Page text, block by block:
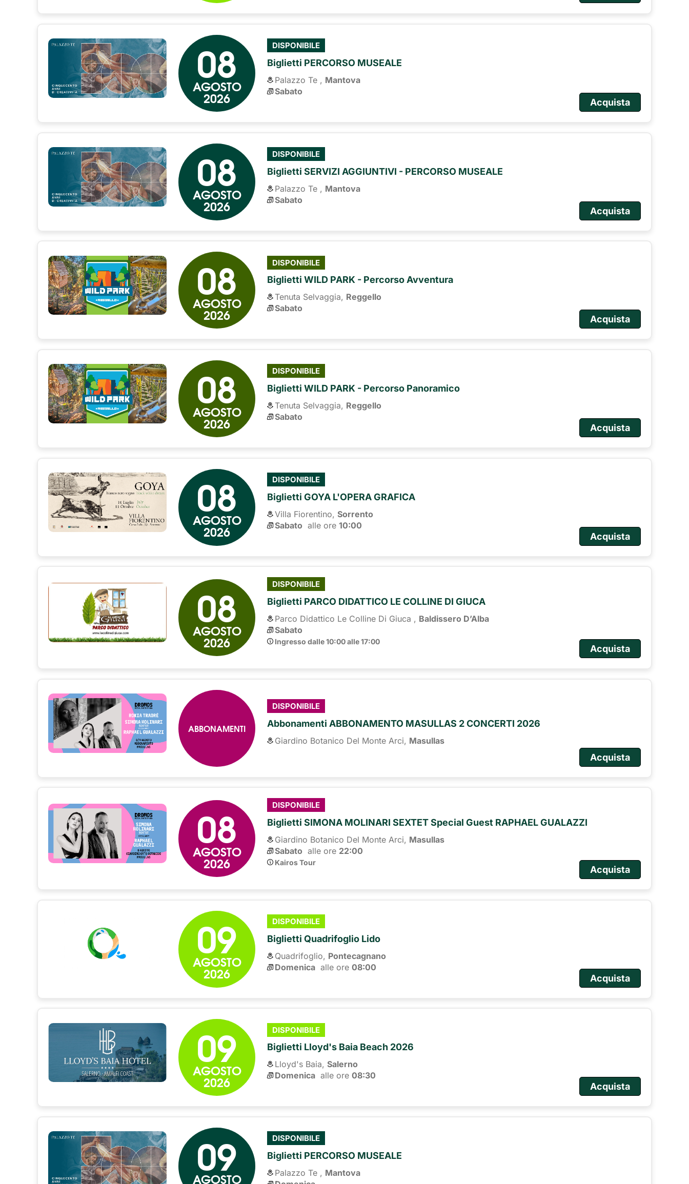
08
AGOSTO
2026
DISPONIBILE
Biglietti PERCORSO MUSEALE
Palazzo Te , Mantova
Sabato
Acquista
08
AGOSTO
2026
DISPONIBILE
Biglietti SERVIZI AGGIUNTIVI - PERCORSO MUSEALE
Palazzo Te , Mantova
Sabato
Acquista
08
AGOSTO
2026
DISPONIBILE
Biglietti WILD PARK - Percorso Avventura
Tenuta Selvaggia, Reggello
Sabato
Acquista
08
AGOSTO
2026
DISPONIBILE
Biglietti WILD PARK - Percorso Panoramico
Tenuta Selvaggia, Reggello
Sabato
Acquista
08
AGOSTO
2026
DISPONIBILE
Biglietti GOYA L'OPERA GRAFICA
Villa Fiorentino, Sorrento
Sabato alle ore 10:00
Acquista
08
AGOSTO
2026
DISPONIBILE
Biglietti PARCO DIDATTICO LE COLLINE DI GIUCA
Parco Didattico Le Colline Di Giuca , Baldissero D’Alba
Sabato
Ingresso dalle 10:00 alle 17:00
Acquista
ABBONAMENTI
DISPONIBILE
Abbonamenti ABBONAMENTO MASULLAS 2 CONCERTI 2026
Giardino Botanico Del Monte Arci, Masullas
Acquista
08
AGOSTO
2026
DISPONIBILE
Biglietti SIMONA MOLINARI SEXTET Special Guest RAPHAEL GUALAZZI
Giardino Botanico Del Monte Arci, Masullas
Sabato alle ore 22:00
Kairos Tour
Acquista
09
AGOSTO
2026
DISPONIBILE
Biglietti Quadrifoglio Lido
Quadrifoglio, Pontecagnano
Domenica alle ore 08:00
Acquista
09
AGOSTO
2026
DISPONIBILE
Biglietti Lloyd's Baia Beach 2026
Lloyd's Baia, Salerno
Domenica alle ore 08:30
Acquista
09
AGOSTO
DISPONIBILE
Biglietti PERCORSO MUSEALE
Palazzo Te , Mantova